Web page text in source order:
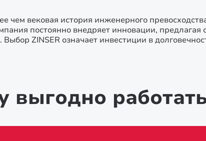
чем вековая история инженерного
постоянно внедряет инновации,
ZINSER означает инвестиции в
выгодно